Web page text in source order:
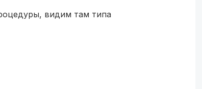
видим там типа